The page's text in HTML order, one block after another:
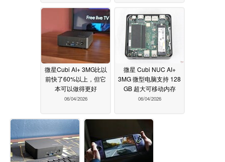
微星Cubi AI+ 3MG比以
前快了60%以上，但它
本可以做得更好
06/04/2026
微星 Cubi NUC AI+
3MG 微型电脑支持 128
GB 超大可移动内存
06/04/2026